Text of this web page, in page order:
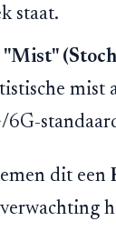
staat.
"Mist"
mist
6G-
dit een